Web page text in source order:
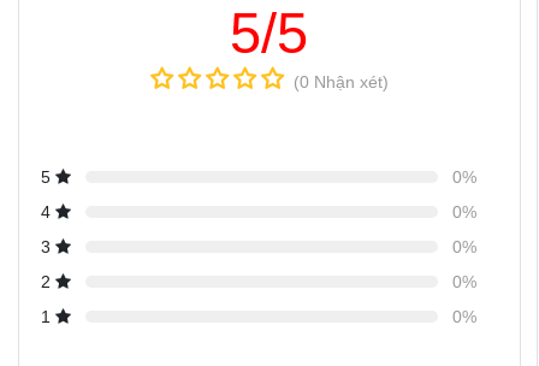
5/5
(0 Nhận xét)
5
0%
4
0%
3
0%
2
0%
1
0%